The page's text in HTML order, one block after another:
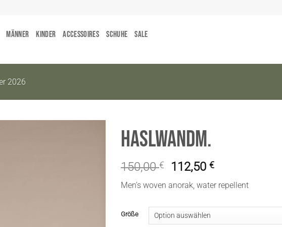
Männer Kinder Accessoires Schuhe Sale
2026
HaslwandM.
150,00€ 112,50€
Men’s woven anorak, water repellent
Größe